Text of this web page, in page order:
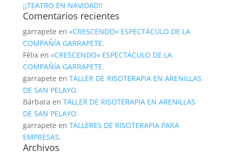
¡¡TEATRO EN NAVIDAD!!
Comentarios recientes
garrapete en «CRESCENDO» ESPECTÁCULO DE LA
COMPAÑÍA GARRAPETE.
Félixen «CRESCENDO» ESPECTÁCULO DE LA
COMPAÑÍA GARRAPETE.
garrapete en TALLER DE RISOTERAPIA EN ARENILLAS
DE SAN PELAYO.
Bárbara en TALLER DE RISOTERAPIA EN ARENILLAS
DE SAN PELAYO.
garrapete en TALLERES DE RISOTERAPIA PARA
EMPRESAS.
Archivos